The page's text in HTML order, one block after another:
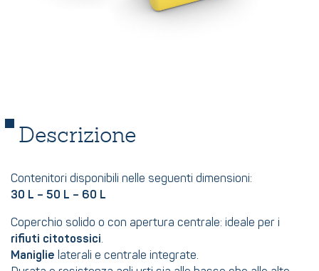
Descrizione
Contenitori disponibili nelle seguenti dimensioni:
30 L – 50 L – 60 L
Coperchio solido o con apertura centrale: ideale per i
rifiuti citotossici.
Maniglie laterali e centrale integrate.